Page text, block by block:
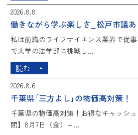
2026.8.8
働きながら学ぶ楽しさ_松戸市議
私は前職のライフサイエンス業界で従
で大学の法学部に挑戦し...
読む
2026.8.6
千葉県｢三方よし｣の物価高対策！
千葉県の物価高対策！お得なキャッシ
間】8月7日（金）～...